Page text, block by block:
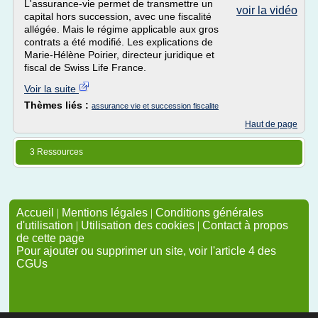
voir la vidéo
L'assurance-vie permet de transmettre un
capital hors succession, avec une fiscalité
allégée. Mais le régime applicable aux gros
contrats a été modifié. Les explications de
Marie-Hélène Poirier, directeur juridique et
fiscal de Swiss Life France.
Voir la suite
Thèmes liés : assurance vie et succession fiscalite
Haut de page
3 Ressources
Accueil | Mentions légales | Conditions générales
d'utilisation | Utilisation des cookies | Contact à propos
de cette page
Pour ajouter ou supprimer un site, voir l'article 4 des
CGUs